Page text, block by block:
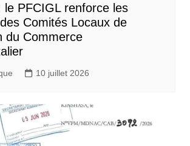
le PFCIGL renforce les
Comités Locaux de
du Commerce
10 juillet 2026